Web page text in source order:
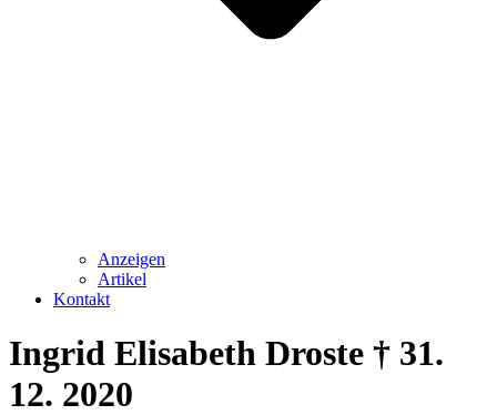
Anzeigen
Artikel
Kontakt
Ingrid Elisabeth Droste † 31.
12. 2020